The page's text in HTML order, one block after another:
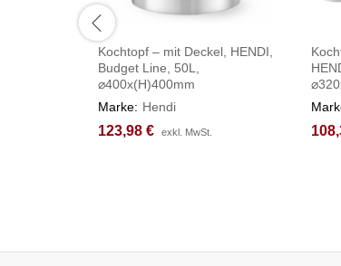
Kochtopf – mit Deckel, HENDI,
Budget Line, 50L,
⌀400x(H)400mm
Marke: Hendi
123,98 € exkl. MwSt.
123,98 € exkl. MwSt.